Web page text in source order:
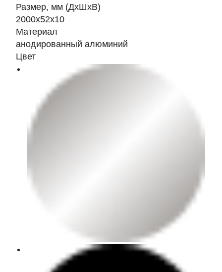
Размер, мм (ДхШхВ)
2000х52x10
Материал
анодированный алюминий
Цвет